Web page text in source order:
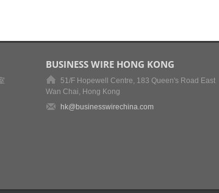
BUSINESS WIRE HONG KONG
51/F Hopewell Centre, 183 Queen's Road East
Wan Chai, Hong Kong
hk@businesswirechina.com